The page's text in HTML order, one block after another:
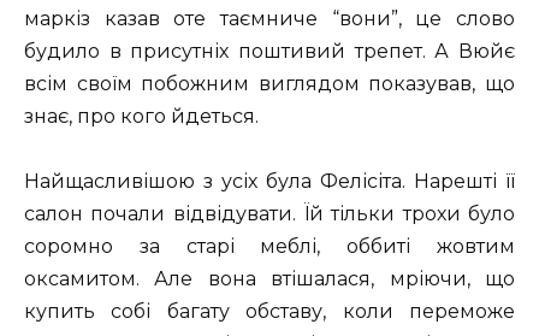
маркіз казав оте таємниче “вони”, це слово
будило в присутніх поштивий трепет. А Вюйє
всім своїм побожним виглядом показував, що
знає, про кого йдеться.
Найщасливішою з усіх була Фелісіта. Нарешті її
салон почали відвідувати. Їй тільки трохи було
соромно за старі меблі, оббиті жовтим
оксамитом. Але вона втішалася, мріючи, що
купить собі багату обставу, коли переможе